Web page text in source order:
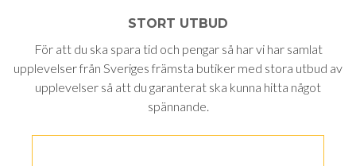
STORT UTBUD
För att du ska spara tid och pengar så har vi har samlat
upplevelser från Sveriges främsta butiker med stora utbud av
upplevelser så att du garanterat ska kunna hitta något
spännande.